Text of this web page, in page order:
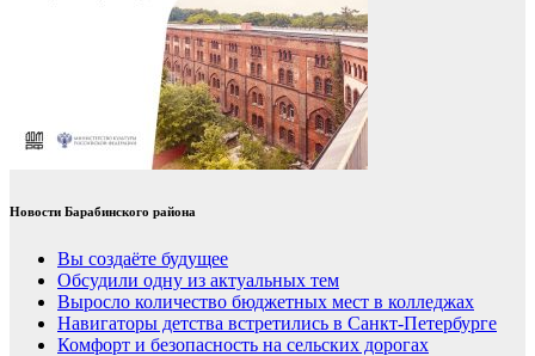
Новости Барабинского района
Вы создаёте будущее
Обсудили одну из актуальных тем
Выросло количество бюджетных мест в колледжах
Навигаторы детства встретились в Санкт-Петербурге
Комфорт и безопасность на сельских дорогах